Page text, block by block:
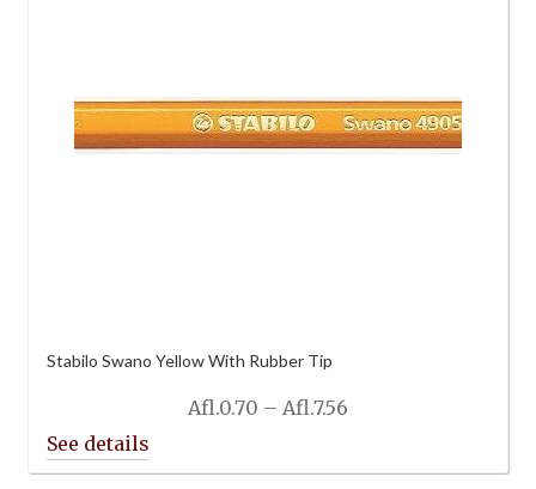
Stabilo Swano Yellow With Rubber Tip
Afl.0.70 – Afl.7.56